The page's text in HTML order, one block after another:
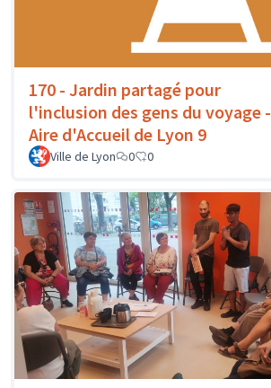
170 - Jardin partagé pour
l'inclusion des gens du voyage -
Aire d'Accueil de Lyon 9
Ville de Lyon 0 0